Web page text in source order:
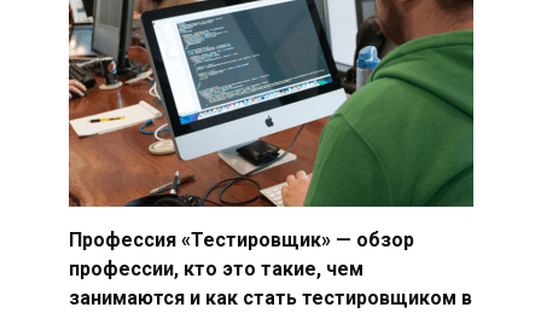
Профессия «Тестировщик» — обзор
профессии, кто это такие, чем
занимаются и как стать тестировщиком в